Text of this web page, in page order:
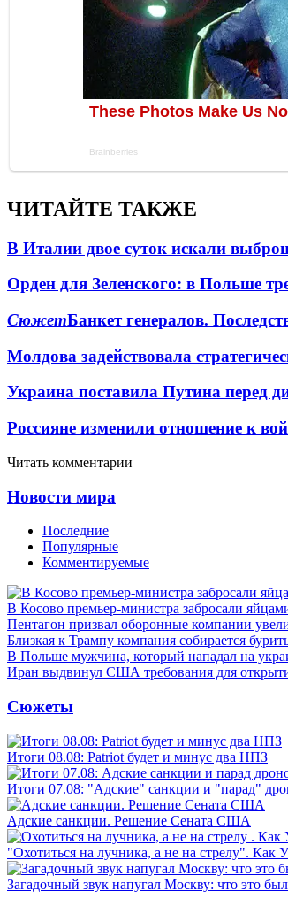
ЧИТАЙТЕ ТАКЖЕ
В Италии двое суток искали
Орден для Зеленского: в Польше
СюжетБанкет генералов.
Молдова задействовала
Украина поставила Путина перед
Россияне изменили отношение к
Читать комментарии
Новости мира
Последние
Популярные
Комментируемые
В Косово премьер-министра забросали
Пентагон призвал оборонные компании
Близкая к Трампу компания собирается
В Польше мужчина, который нападал на
Иран выдвинул США требования для
Сюжеты
Итоги 08.08: Patriot будет и минус два НПЗ
Итоги 07.08: "Адские" санкции и "парад"
Адские санкции. Решение Сената США
"Охотиться на лучника, а не на стрелу". Как
Загадочный звук напугал Москву: что это